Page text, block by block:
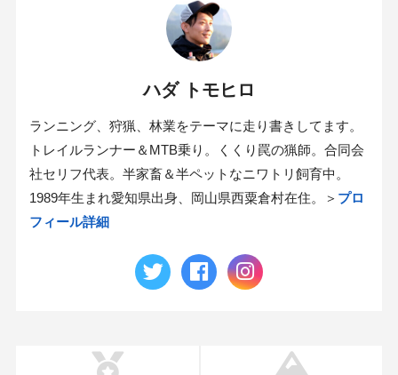
ハダ トモヒロ
ランニング、狩猟、林業をテーマに走り書きしてます。
トレイルランナー＆MTB乗り。くくり罠の猟師。合同会
社セリフ代表。半家畜＆半ペットなニワトリ飼育中。
1989年生まれ愛知県出身、岡山県西粟倉村在住。＞ プロ
フィール詳細